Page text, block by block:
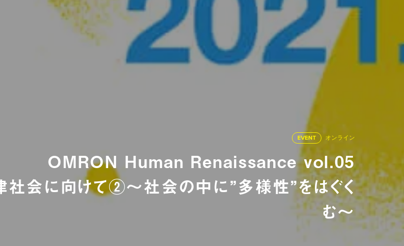
EVENT オンライン
OMRON Human Renaissance vol.05
会に向けて②〜社会の中に”多様性”をはぐく
む〜